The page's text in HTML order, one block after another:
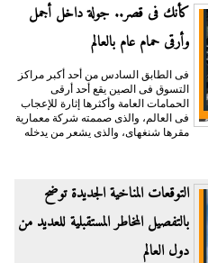
كأنك فى قصر.. جولة داخل أجمل
وأرقى حمام عام بالعالم
فى الطابق السادس من أحد أكبر مراكز
التسوق فى الصين يقع أحد أرقى
الحمامات العامة وأكثرها إثارة للإعجاب
فى العالم، والذى صممته شركة معمارية
مقرها شنغهاى، والذى يشعر من يدخله
التوقعات المناخية الجديدة توضح
بالتفصيل المخاطر المستقبلية للعديد من
دول العالم